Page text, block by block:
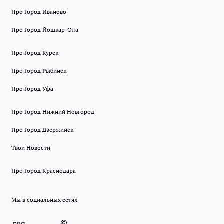
Про Город Иваново
Про Город Йошкар-Ола
Про Город Курск
Про Город Рыбинск
Про Город Уфа
Про Город Нижний Новгород
Про Город Дзержинск
Твои Новости
Про Город Краснодара
Мы в социальных сетях